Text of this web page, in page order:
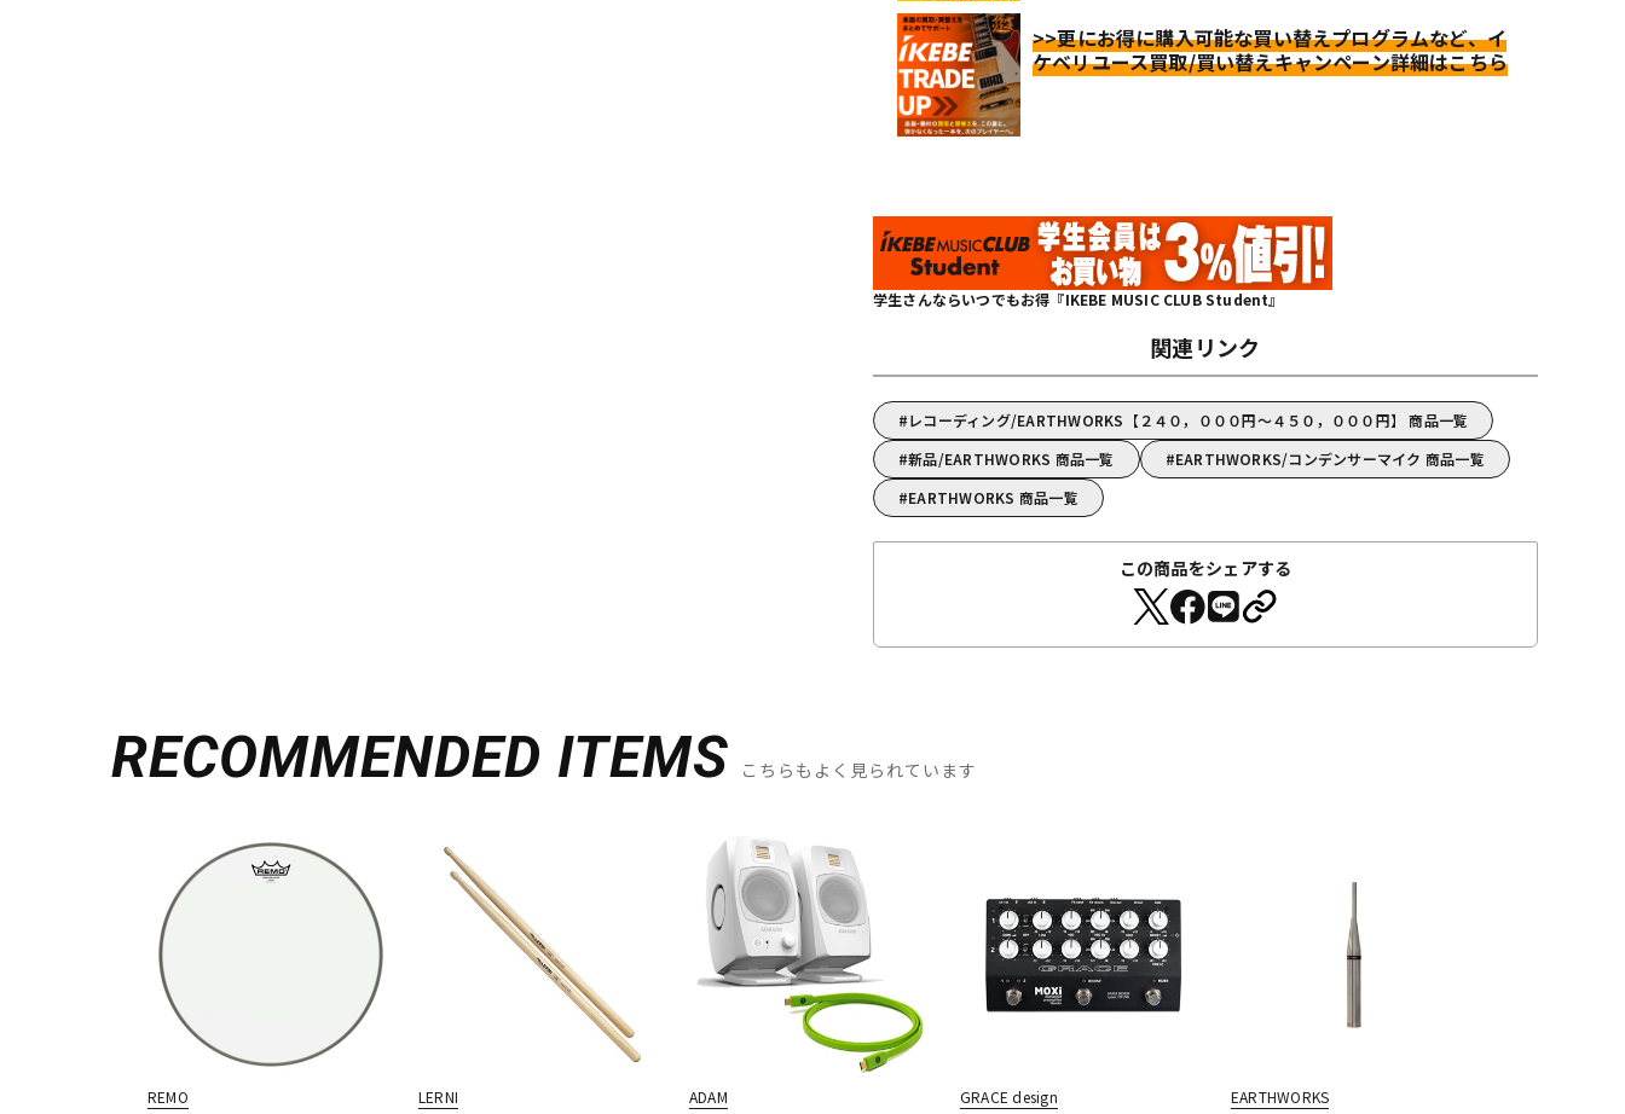
>>更にお得に購入可能な買い替えプログラムなど、イ
ケベリユース買取/買い替えキャンペーン詳細はこちら
学生さんならいつでもお得『IKEBE MUSIC CLUB Student』
関連リンク
レコーディング/EARTHWORKS【２４０，０００円～４５０，０００円】 商品一覧
新品/EARTHWORKS 商品一覧
EARTHWORKS/コンデンサーマイク 商品一覧
EARTHWORKS 商品一覧
この商品をシェアする
RECOMMENDED ITEMS こちらもよく見られています
REMO LERNI ADAM GRACE design EARTHWORKS